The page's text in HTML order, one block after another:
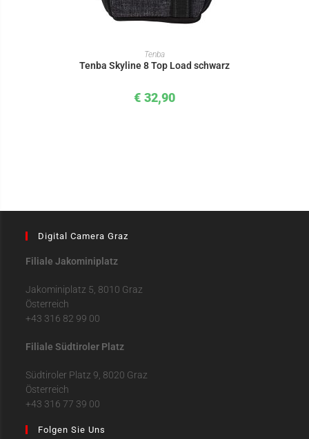
IN DEN WARENKORB
Tenba
Tenba Skyline 8 Top Load schwarz
€ 32,90
Digital Camera Graz
Filiale Jakominiplatz
Jakominiplatz 5, 8010 Graz
Österreich
+43 316 82 99 00
Filiale Südtiroler Platz
Südtiroler Platz 9, 8020 Graz
Österreich
+43 316 77 39 00
Folgen Sie Uns